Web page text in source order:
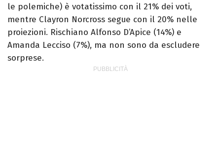
le polemiche) è votatissimo con il 21% dei voti,
mentre Clayron Norcross segue con il 20% nelle
proiezioni. Rischiano Alfonso D’Apice (14%) e
Amanda Lecciso (7%), ma non sono da escludere
sorprese.